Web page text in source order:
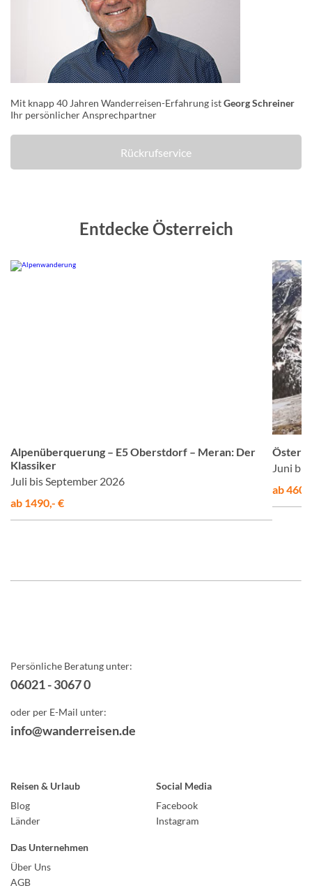
Mit knapp 40 Jahren Wanderreisen-Erfahrung istGeorg Schreiner
Ihr persönlicher Ansprechpartner
Rückrufservice
Entdecke Österreich
Alpenüberquerung – E5 Oberstdorf – Meran: Der
Klassiker
Juli bis September 2026
ab 1490,- €
Juni
ab
Persönliche Beratung unter:
06021 - 3067 0
oder per E-Mail unter:
info@wanderreisen.de
Reisen & Urlaub
Blog
Länder
Social Media
Facebook
Instagram
Das Unternehmen
Über Uns
AGB